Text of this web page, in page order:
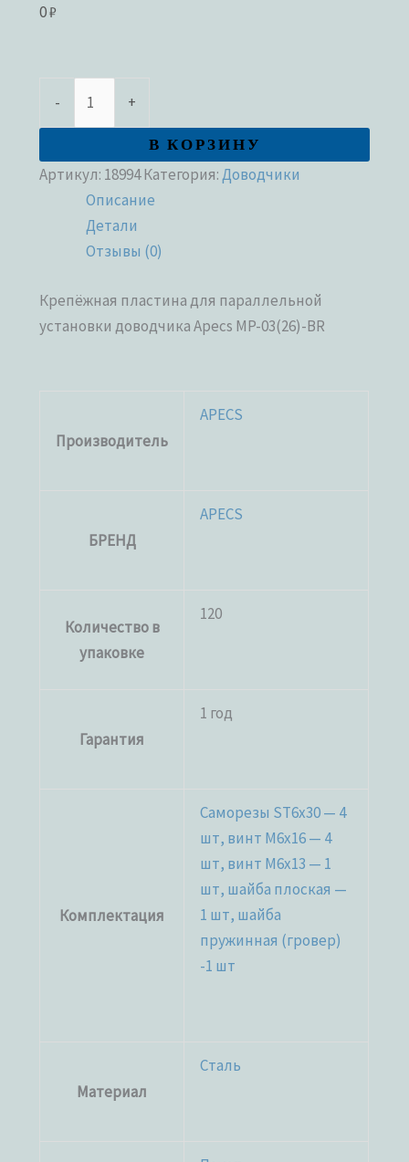
0₽
- +
В КОРЗИНУ
Артикул: 18994Категория:Доводчики
Описание
Детали
Отзывы (0)
Крепёжная пластина для параллельной
установки доводчика Apecs MP-03(26)-BR
Производитель
APECS
БРЕНД
APECS
Количество в
упаковке
120
Гарантия
1 год
Комплектация
Саморезы ST6x30 — 4
шт, винт M6x16 — 4
шт, винт M6x13 — 1
шт, шайба плоская —
1 шт, шайба
пружинная (гровер)
-1 шт
Материал
Сталь